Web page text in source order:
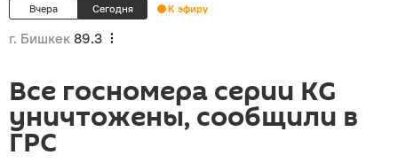
Вчера Сегодня К эфиру
г. Бишкек 89.3
Все госномера серии KG
уничтожены, сообщили в
ГРС